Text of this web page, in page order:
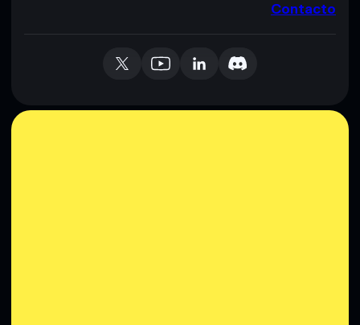
Contacto